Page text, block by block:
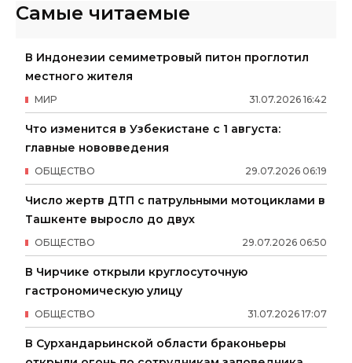
Самые читаемые
В Индонезии семиметровый питон проглотил
местного жителя
31.07.2026 16:42
МИР
Что изменится в Узбекистане с 1 августа:
главные нововведения
29.07.2026 06:19
ОБЩЕСТВО
Число жертв ДТП с патрульными мотоциклами в
Ташкенте выросло до двух
29.07.2026 06:50
ОБЩЕСТВО
В Чирчике открыли круглосуточную
гастрономическую улицу
31.07.2026 17:07
ОБЩЕСТВО
В Сурхандарьинской области браконьеры